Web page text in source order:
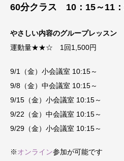
60分クラス 10：15～11
やさしい内容のグループレッスン
運動量★★☆ 1回1,500円
9/1（金）小会議室 10:15～
9/8（金）中会議室 10:15～
9/15（金）小会議室 10:15～
9/22（金）中会議室 10:15～
9/29（金）小会議室 10:15～
※オンライン参加が可能です